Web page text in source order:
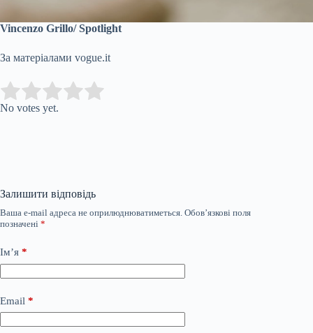
Vincenzo Grillo/ Spotlight
За матеріалами vogue.it
Rate this item:
No votes yet.
Залишити відповідь
Ваша e-mail адреса не оприлюднюватиметься. Обов’язкові поля
позначені *
Ім’я *
Email *